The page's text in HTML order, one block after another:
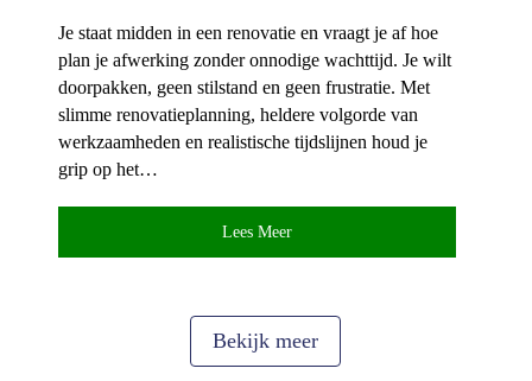
Je staat midden in een renovatie en vraagt je af hoe
plan je afwerking zonder onnodige wachttijd.​ Je wilt
doorpakken, geen stilstand en geen frustratie.​ Met
slimme renovatieplanning, heldere volgorde van
werkzaamheden en realistische tijdslijnen houd je
grip op het…
Lees Meer
Bekijk meer